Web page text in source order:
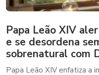
Papa Leão XIV
e se desordena
sobrenatural com
Papa Leão XIV enfatiza a